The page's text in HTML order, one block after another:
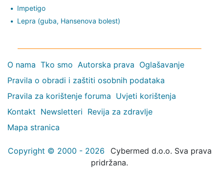
Impetigo
Lepra (guba, Hansenova bolest)
O nama Tko smo Autorska prava Oglašavanje
Pravila o obradi i zaštiti osobnih podataka
Pravila za korištenje foruma Uvjeti korištenja
Kontakt Newsletteri Revija za zdravlje
Mapa stranica
Copyright © 2000 - 2026
Cybermed d.o.o. Sva prava
pridržana.